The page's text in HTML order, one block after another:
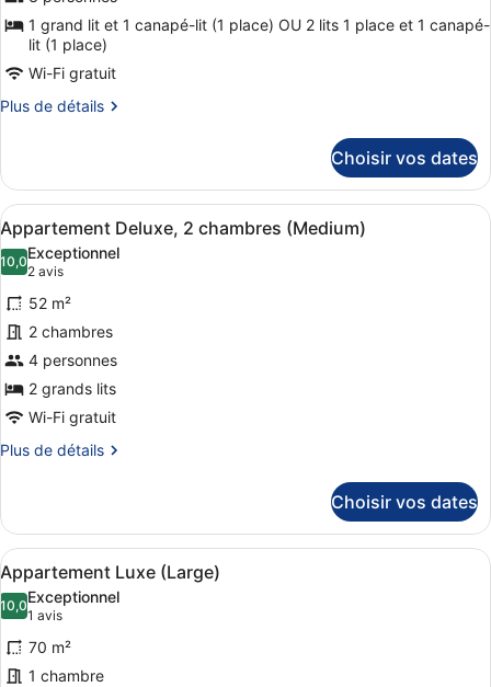
de
chambre :
Appartement
Exécutif
1 grand lit et 1 canapé-lit (1 place) OU 2 lits 1 place et 1 canapé-
lit (1 place)
Wi-Fi gratuit
Plus de détails
Plus
le
type
de
chambre
Appartement
Exécutif
(Small)
Choisir vos dates
Afficher
toutes
les
photos
pour
ce
type
de
chambre :
Appartement
chambres
(Medium)
Une chambre d’hôtel avec un
10
Appartement Deluxe, 2 chambres (Medium)
10,010,0 sur 10
Exceptionnel
2 avis
(2 avis)
52 m²
2 chambres
4 personnes
2 grands lits
Wi-Fi gratuit
Plus de détails
Plus
le
type
de
chambre
Appartement
Deluxe,
chambres
Choisir vos dates
Afficher
toutes
les
photos
pour
Une chambre d’hôtel avec un
6
Appartement Luxe (Large)
10,010,0 sur 10
Exceptionnel
1 avis
(1 avis)
70 m²
1 chambre